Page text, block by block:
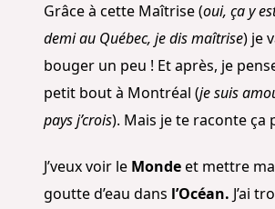
Grâce à cette Maîtrise (oui, ça y
demi au Québec, je dis maîtrise) je
bouger un peu ! Et après, je
petit bout à Montréal (je suis
pays j’crois). Mais je te raconte ça
J’veux voir le Mondeet mettre
goutte d’eau dans l’Océan. J’ai